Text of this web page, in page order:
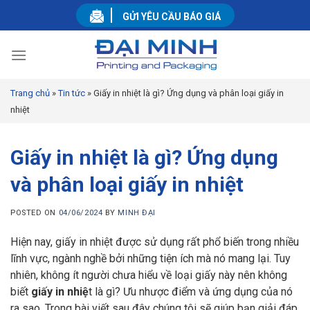
GỬI YÊU CẦU BÁO GIÁ
Trang chủ »Tin tức » Giấy in nhiệt là gì? Ứng dụng và phân loại giấy in
nhiệt
Giấy in nhiệt là gì? Ứng dụng
và phân loại giấy in nhiệt
POSTED ON 04/06/2024 BY MINH ĐẠI
Hiện nay, giấy in nhiệt được sử dụng rất phổ biến trong nhiều
lĩnh vực, ngành nghề bởi những tiện ích mà nó mang lại. Tuy
nhiên, không ít người chưa hiểu về loại giấy này nên không
biết giấy in nhiệt là gì? Ưu nhược điểm và ứng dụng của nó